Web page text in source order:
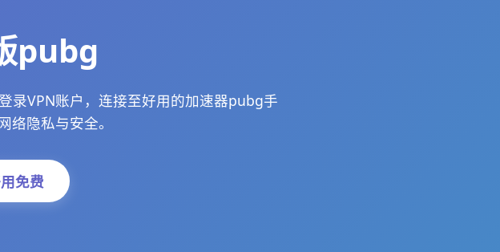
pubg
录VPN账户，连接至好用的加速器pubg手
络隐私与安全。
免费